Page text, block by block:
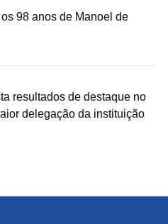
98 anos de Manoel de
resultados de destaque no
delegação da instituição